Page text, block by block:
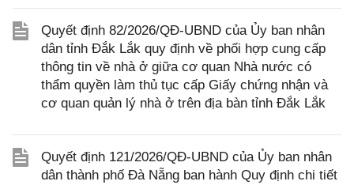
Quyết định 82/2026/QĐ-UBND của Ủy ban nhân
dân tỉnh Đắk Lắk quy định về phối hợp cung cấp
thông tin về nhà ở giữa cơ quan Nhà nước có
thẩm quyền làm thủ tục cấp Giấy chứng nhận và
cơ quan quản lý nhà ở trên địa bàn tỉnh Đắk Lắk
Quyết định 121/2026/QĐ-UBND của Ủy ban nhân
dân thành phố Đà Nẵng ban hành Quy định chi tiết